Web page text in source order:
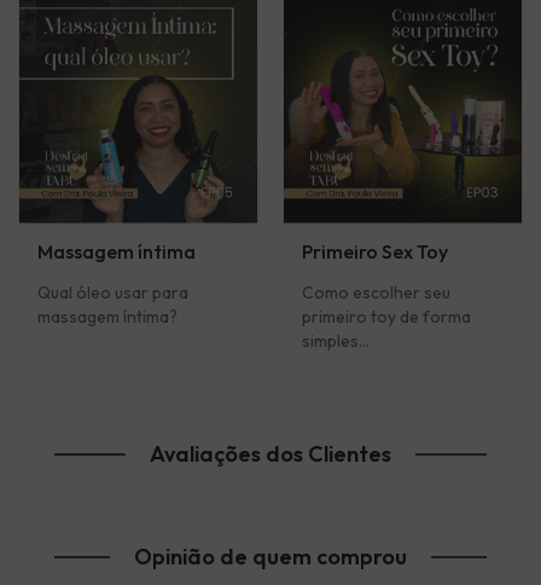
Massagem íntima
Qual óleo usar para
massagem íntima?
Primeiro Sex Toy
Como escolher seu
primeiro toy de forma
simples...
Avaliações dos Clientes
Opinião de quem comprou